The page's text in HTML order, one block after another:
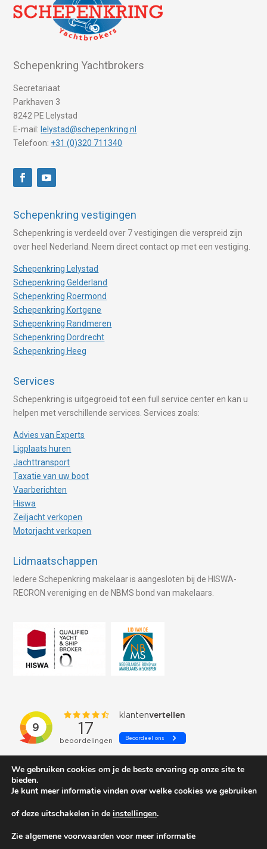
Schepenkring Yachtbrokers
Secretariaat
Parkhaven 3
8242 PE Lelystad
E-mail: lelystad@schepenkring.nl
Telefoon: +31 (0)320 711340
Schepenkring vestigingen
Schepenkring is verdeeld over 7 vestigingen die verspreid zijn
over heel Nederland. Neem direct contact op met een vestiging.
Schepenkring Lelystad
Schepenkring Gelderland
Schepenkring Roermond
Schepenkring Kortgene
Schepenkring Randmeren
Schepenkring Dordrecht
Schepenkring Heeg
Services
Schepenkring is uitgegroeid tot een full service center en kan u
helpen met verschillende services. Services zoals:
Advies van Experts
Ligplaats huren
Jachttransport
Taxatie van uw boot
Vaarberichten
Hiswa
Zeiljacht verkopen
Motorjacht verkopen
Lidmaatschappen
Iedere Schepenkring makelaar is aangesloten bij de HISWA-
RECRON vereniging en de NBMS bond van makelaars.
We gebruiken cookies om je de beste ervaring op onze site te
bieden.
Je kunt meer informatie vinden over welke cookies we gebruiken
of deze uitschakelen in de instellingen.
Zie algemene voorwaarden voor meer informatie